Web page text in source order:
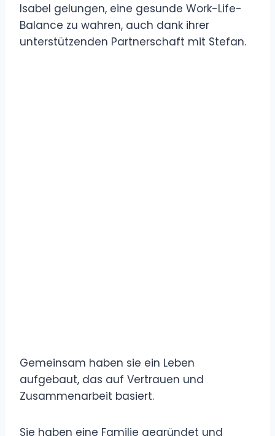
Isabel gelungen, eine gesunde Work-Life-
Balance zu wahren, auch dank ihrer
unterstützenden Partnerschaft mit Stefan.
Gemeinsam haben sie ein Leben
aufgebaut, das auf Vertrauen und
Zusammenarbeit basiert.
Sie haben eine Familie gegründet und